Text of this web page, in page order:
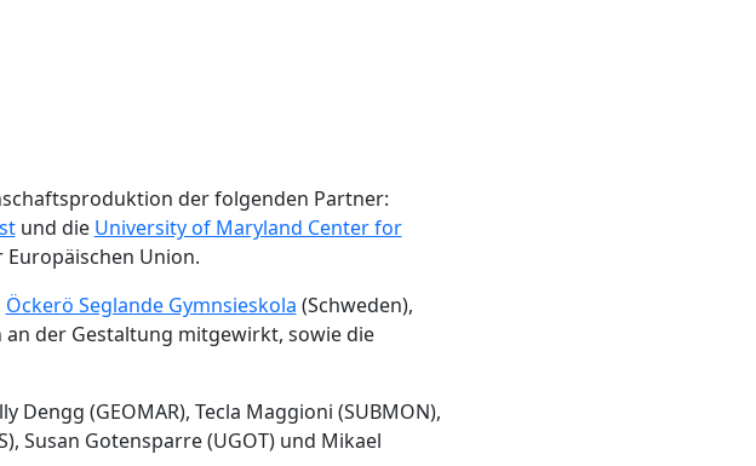
der folgenden Partner:
und die University of Maryland Center for
Europäischen Union.
Öckerö Seglande Gymnsieskola (Schweden),
an der Gestaltung mitgewirkt, sowie die
Dengg (GEOMAR), Tecla Maggioni (SUBMON),
Susan Gotensparre (UGOT) und Mikael